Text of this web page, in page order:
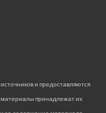
и предоставляются
материалы принадлежат их